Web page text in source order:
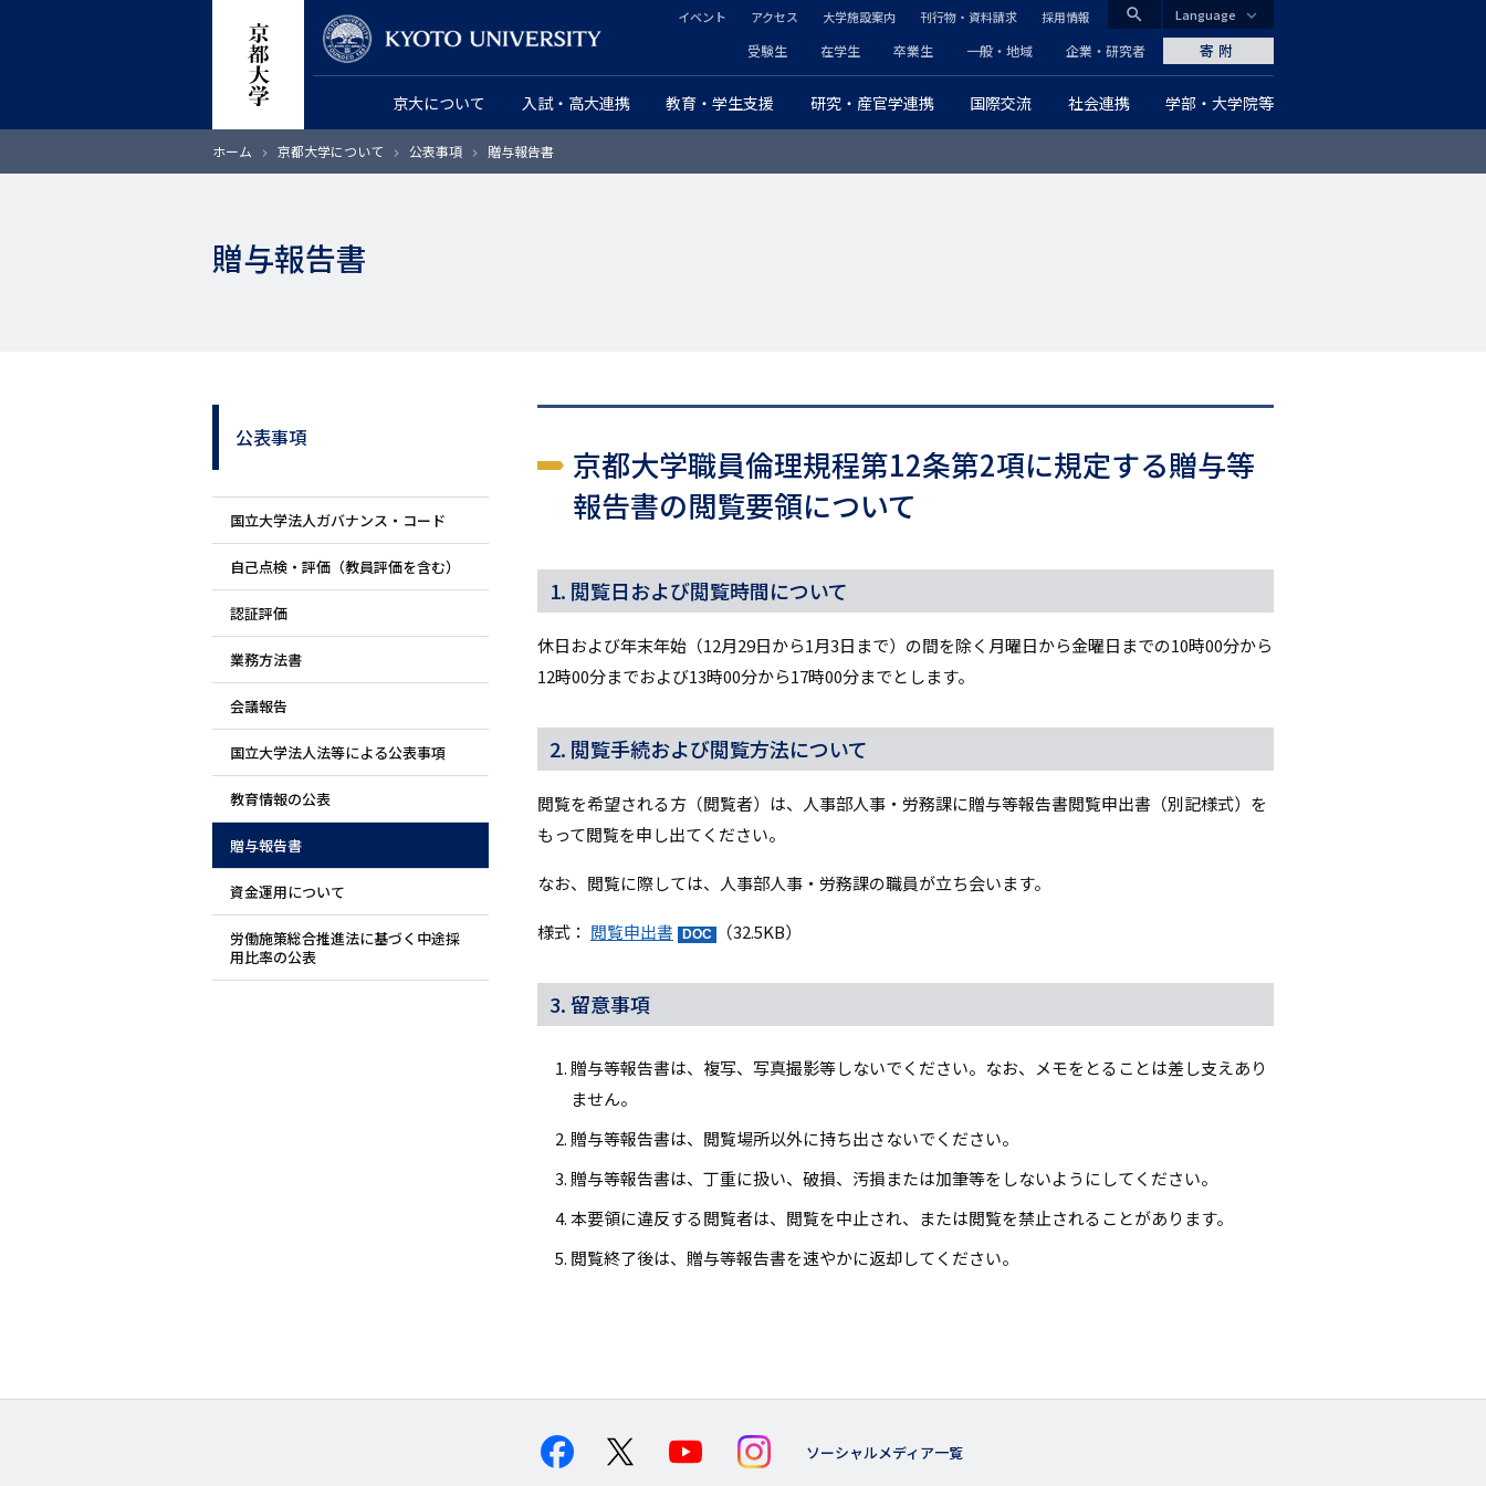
ン
CLOSE
search
グ
ロ
ョ
ン
京大について 入試・高大連携 教育・学生支援 研究・産官学連携 国際交流 社会連携 学部・大学院等
ヘ
ッ
ダ
マ
リ
ー
ン
ク
受験生 在学生 卒業生 一般・地域 企業・研究者
ッ
ダ
ー
リ
ー
リ
ク
イベント アクセス 大学施設案内 刊行物・資料請求 採用情報
寄附
Language
ホーム 京都大学について 公表事項 贈与報告書
贈与報告書
サ
イ
ド
メ
ニ
ュ
ー
公表事項
国立大学法人ガバナンス・コード
自己点検・評価（教員評価を含む）
認証評価
業務方法書
会議報告
国立大学法人法等による公表事項
教育情報の公表
贈与報告書
資金運用について
労働施策総合推進法に基づく中途採
用比率の公表
京都大学職員倫理規程第12条第2項に規定する贈与等
報告書の閲覧要領について
1. 閲覧日および閲覧時間について
休日および年末年始（12月29日から1月3日まで）の間を除く月曜日から金曜日までの10時00分から
12時00分までおよび13時00分から17時00分までとします。
2. 閲覧手続および閲覧方法について
閲覧を希望される方（閲覧者）は、人事部人事・労務課に贈与等報告書閲覧申出書（別記様式）を
もって閲覧を申し出てください。
なお、閲覧に際しては、人事部人事・労務課の職員が立ち会います。
様式： 閲覧申出書 （32.5KB）
3. 留意事項
贈与等報告書は、複写、写真撮影等しないでください。なお、メモをとることは差し支えあり
ません。
贈与等報告書は、閲覧場所以外に持ち出さないでください。
贈与等報告書は、丁重に扱い、破損、汚損または加筆等をしないようにしてください。
本要領に違反する閲覧者は、閲覧を中止され、または閲覧を禁止されることがあります。
閲覧終了後は、贈与等報告書を速やかに返却してください。
ソーシャルメディア一覧